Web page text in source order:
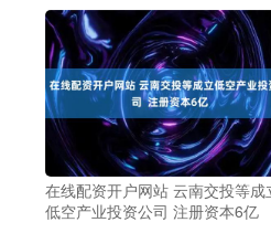
在线配资开户网站 云南交投等成
低空产业投资公司 注册资本6亿